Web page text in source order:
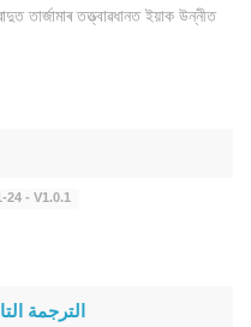
তাৰ্জামাৰ তত্ত্বাৱধানত ইয়াক উন্নীত
24 - V1.0.1
الترجمة